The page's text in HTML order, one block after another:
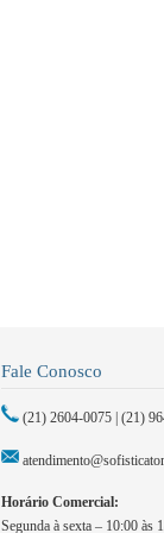
Fale Conosco
(21) 2604-0075 | (21)
Horário Comercial:
Segunda à sexta – 10:00 às